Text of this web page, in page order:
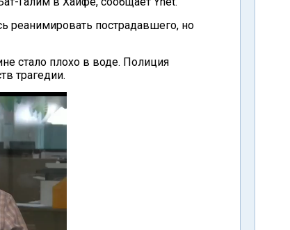
пострадавшего, но
стало плохо в воде. Полиция
трагедии.